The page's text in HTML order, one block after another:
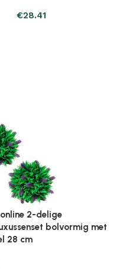
Broeikas 60x45x100